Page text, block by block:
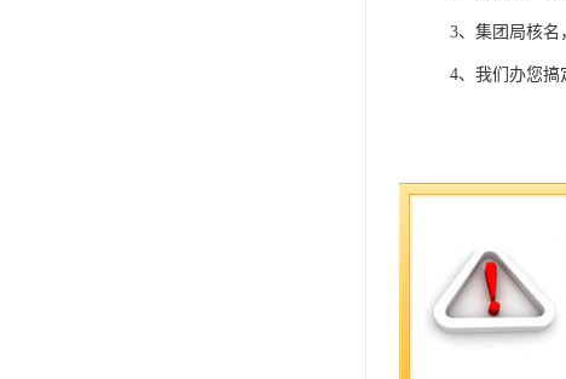
3、集团局核名
4、我们办您搞